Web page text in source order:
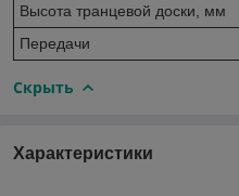
Высота транцевой доски, мм
Передачи
Скрыть
Характеристики